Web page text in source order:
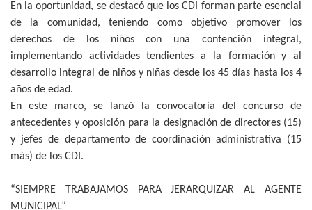
En la oportunidad, se destacó que los CDI forman parte esencial
de la comunidad, teniendo como objetivo promover los
derechos de los niños con una contención integral,
implementando actividades tendientes a la formación y al
desarrollo integral de niños y niñas desde los 45 días hasta los 4
años de edad.
En este marco, se lanzó la convocatoria del concurso de
antecedentes y oposición para la designación de directores (15)
y jefes de departamento de coordinación administrativa (15
más) de los CDI.
“SIEMPRE TRABAJAMOS PARA JERARQUIZAR AL AGENTE
MUNICIPAL”